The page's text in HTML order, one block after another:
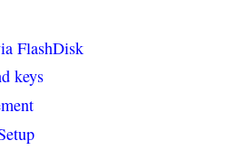
FlashDisk
keys